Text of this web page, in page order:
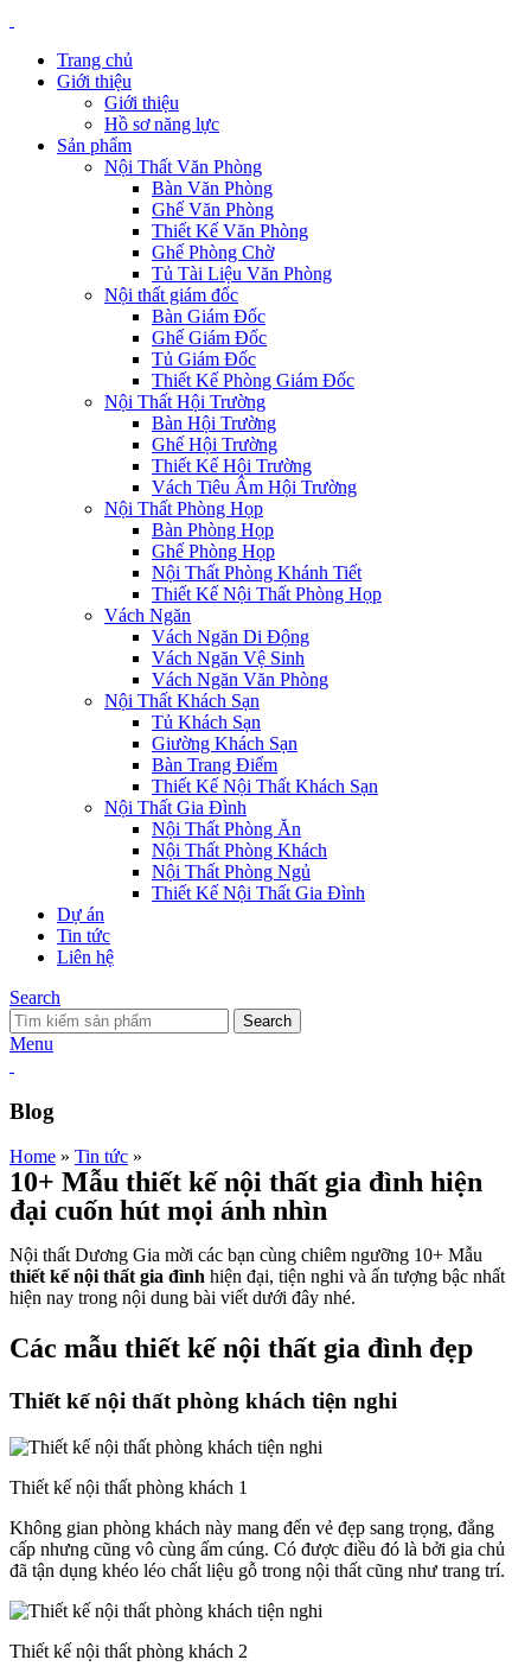
Trang chủ
Giới thiệu
Giới thiệu
Hồ sơ năng lực
Sản phẩm
Nội Thất Văn Phòng
Bàn Văn Phòng
Ghế Văn Phòng
Thiết Kế Văn Phòng
Ghế Phòng Chờ
Tủ Tài Liệu Văn Phòng
Nội thất giám đốc
Bàn Giám Đốc
Ghế Giám Đốc
Tủ Giám Đốc
Thiết Kế Phòng Giám Đốc
Nội Thất Hội Trường
Bàn Hội Trường
Ghế Hội Trường
Thiết Kế Hội Trường
Vách Tiêu Âm Hội Trường
Nội Thất Phòng Họp
Bàn Phòng Họp
Ghế Phòng Họp
Nội Thất Phòng Khánh Tiết
Thiết Kế Nội Thất Phòng Họp
Vách Ngăn
Vách Ngăn Di Động
Vách Ngăn Vệ Sinh
Vách Ngăn Văn Phòng
Nội Thất Khách Sạn
Tủ Khách Sạn
Giường Khách Sạn
Bàn Trang Điểm
Thiết Kế Nội Thất Khách Sạn
Nội Thất Gia Đình
Nội Thất Phòng Ăn
Nội Thất Phòng Khách
Nội Thất Phòng Ngủ
Thiết Kế Nội Thất Gia Đình
Dự án
Tin tức
Liên hệ
Search
Search
Menu
Blog
Home » Tin tức »
10+ Mẫu thiết kế nội thất gia đình hiện
đại cuốn hút mọi ánh nhìn
Nội thất Dương Gia mời các bạn cùng chiêm ngưỡng 10+ Mẫu
thiết kế nội thất gia đình hiện đại, tiện nghi và ấn tượng bậc nhất
hiện nay trong nội dung bài viết dưới đây nhé.
Các mẫu thiết kế nội thất gia đình đẹp
Thiết kế nội thất phòng khách tiện nghi
Thiết kế nội thất phòng khách 1
Không gian phòng khách này mang đến vẻ đẹp sang trọng, đẳng
cấp nhưng cũng vô cùng ấm cúng. Có được điều đó là bởi gia chủ
đã tận dụng khéo léo chất liệu gỗ trong nội thất cũng như trang trí.
Thiết kế nội thất phòng khách 2